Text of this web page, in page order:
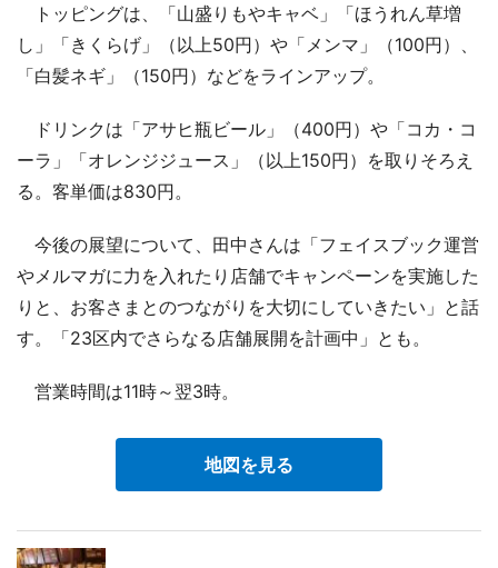
トッピングは、「山盛りもやキャベ」「ほうれん草増
し」「きくらげ」（以上50円）や「メンマ」（100円）、
「白髪ネギ」（150円）などをラインアップ。
ドリンクは「アサヒ瓶ビール」（400円）や「コカ・コ
ーラ」「オレンジジュース」（以上150円）を取りそろえ
る。客単価は830円。
今後の展望について、田中さんは「フェイスブック運営
やメルマガに力を入れたり店舗でキャンペーンを実施した
りと、お客さまとのつながりを大切にしていきたい」と話
す。「23区内でさらなる店舗展開を計画中」とも。
営業時間は11時～翌3時。
地図を見る